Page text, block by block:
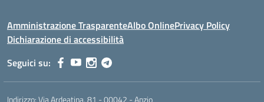
Amministrazione TrasparenteAlbo OnlinePrivacy Policy
Dichiarazione di accessibilità
Seguici su:
Indirizzo:Via Ardeatina, 81 - 00042 - Anzio